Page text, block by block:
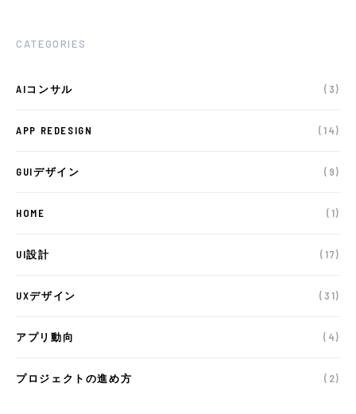
CATEGORIES
AIコンサル (3)
APP REDESIGN (14)
GUIデザイン (9)
HOME (1)
UI設計 (17)
UXデザイン (31)
アプリ動向 (4)
プロジェクトの進め方 (2)